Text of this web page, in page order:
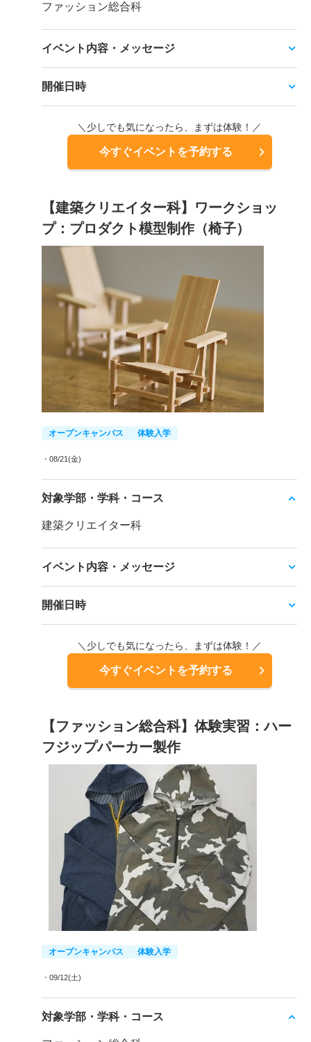
ファッション総合科
イベント内容・メッセージ
開催日時
＼少しでも気になったら、まずは体験！／
今すぐイベントを予約する
【建築クリエイター科】ワークショッ
プ：プロダクト模型制作（椅子）
オープンキャンパス 体験入学
・08/21(金)
対象学部・学科・コース
建築クリエイター科
イベント内容・メッセージ
開催日時
＼少しでも気になったら、まずは体験！／
今すぐイベントを予約する
【ファッション総合科】体験実習：ハー
フジップパーカー製作
オープンキャンパス 体験入学
・09/12(土)
対象学部・学科・コース